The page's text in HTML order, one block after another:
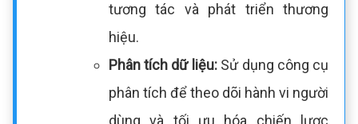
tương tác và phát triển thương
hiệu.
Phân tích dữ liệu:Sử dụng công cụ
phân tích để theo dõi hành vi người